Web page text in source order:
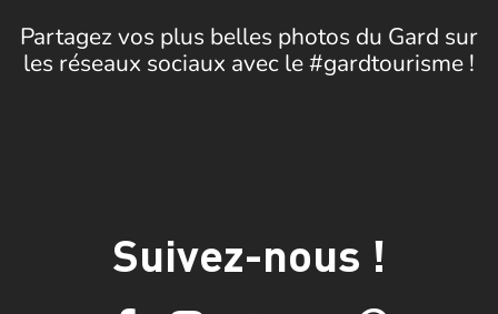
Partagez vos plus belles photos du Gard sur
les réseaux sociaux avec le #gardtourisme !
Suivez-nous !